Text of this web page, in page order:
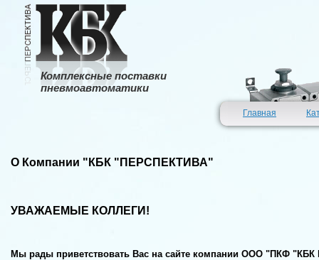
Комплексные поставки
пневмоавтоматики
Главная
О Компании "КБК "ПЕРСПЕКТИВА"
УВАЖАЕМЫЕ КОЛЛЕГИ!
Мы рады приветствовать Вас на сайте компании ООО "ПКФ